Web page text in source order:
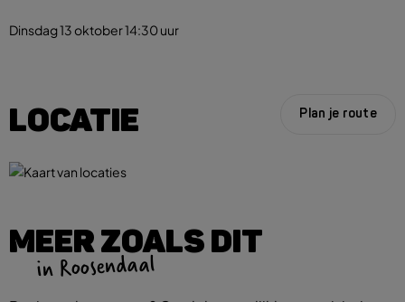
Dinsdag 13 oktober14:30 uur
LOCATIE Plan je route
MEER ZOALS DIT
in Roosendaal